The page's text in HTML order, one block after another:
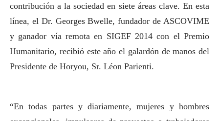
contribución a la sociedad en siete áreas clave. En esta
línea, el Dr. Georges Bwelle, fundador de ASCOVIME
y ganador vía remota en SIGEF 2014 con el Premio
Humanitario, recibió este año el galardón de manos del
Presidente de Horyou, Sr. Léon Parienti.
“En todas partes y diariamente, mujeres y hombres